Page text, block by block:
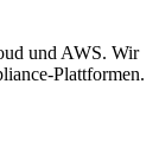
und AWS. Wir
Plattformen.